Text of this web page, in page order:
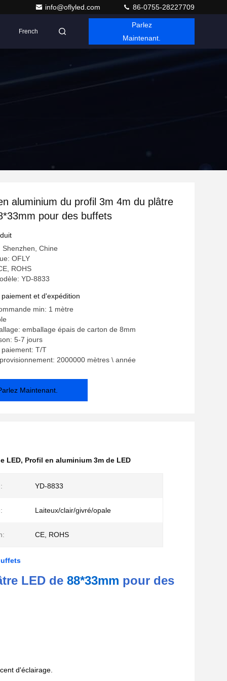
info@oflyled.com 86-0755-28227709
French
Parlez
Maintenant.
aluminium du profil 3m 4m du plâtre
pour des buffets
Chine
OFLY
ROHS
YD-8833
et d'expédition
min: 1 mètre
emballage épais de carton de 8mm
5-7 jours
T/T
2000000 mètres \ année
Maintenant.
LED, Profil en aluminium 3m de LED
YD-8833
Laiteux/clair/givré/opale
CE, ROHS
LED de 88*33mm pour des
d'éclairage.